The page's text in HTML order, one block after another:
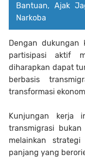
Bantuan, Ajak
Narkoba
Dengan dukungan
partisipasi aktif
diharapkan dapat
berbasis
transformasi
Kunjungan kerja
transmigrasi
melainkan
panjang yang